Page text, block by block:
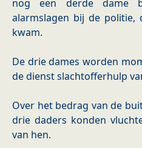
nog een derde dame
alarmslagen bij de politie,
kwam.
De drie dames worden
de dienst slachtofferhulp
Over het bedrag van de
drie daders konden
van hen.